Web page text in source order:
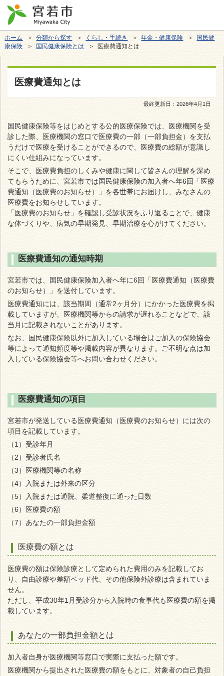
ホーム ＞分類から探す ＞ くらし・手続き ＞年金・健康保険 ＞
国民健
康保険 ＞ 国民健康保険とは ＞ 医療費通知とは
医療費通知とは
最終更新日：2026年4月1日
国民健康保険等をはじめとする公的医療保険では、医療機関を受
診した際、医療機関の窓口で医療費の一部（一部負担金）を支払
うだけで医療を受けることができるので、医療費の総額が意識し
にくい仕組みになっています。
そこで、医療費負担のしくみや健康に関して皆さんの理解を深め
てもらうために、宮若市では国民健康保険の加入者へ年6回「医療
費通知（医療費のお知らせ）」を各世帯にお届けし、みなさんの
医療費をお知らせしています。
「医療費のお知らせ」を確認し受診状況をふり返ることで、健康
な体づくりや、病気の早期発見、早期治療を心がけてください。
医療費通知の通知時期
宮若市では、国民健康保険加入者へ年に6回「医療費通知（医療費
のお知らせ）」を送付しています。
医療費通知には、該当期間（通常2ヶ月分）にかかった医療費を掲
載していますが、医療機関等からの請求が遅れることなどで、該
当月に記載されないことがあります。
なお、国民健康保険以外に加入している場合はご加入の保険協会
等によって通知頻度等や掲載内容が異なります。ご不明な点は加
入している保険協会等へお問い合わせください。
医療費通知の項目
宮若市が発送している医療費通知（医療費のお知らせ）には次の
項目を記載しています。
（1）受診年月
（2）受診者氏名
（3）医療機関等の名称
（4）入院または外来の区分
（5）入院または通院、柔道整復に通った日数
（6）医療費の額
（7）あなたの一部負担金額
医療費の額とは
医療費の額は保険診療として定められた費用のみを記載してお
り、自由診療や差額ベッド代、その他保険外診療は含まれていま
せん。
ただし、平成30年1月受診分から入院時の食事代も医療費の額を掲
載しています。
あなたの一部負担金額とは
加入者自身が医療機関等窓口で実際に支払った額です。
医療機関から提出された医療費の額をもとに、対象者の自己負担